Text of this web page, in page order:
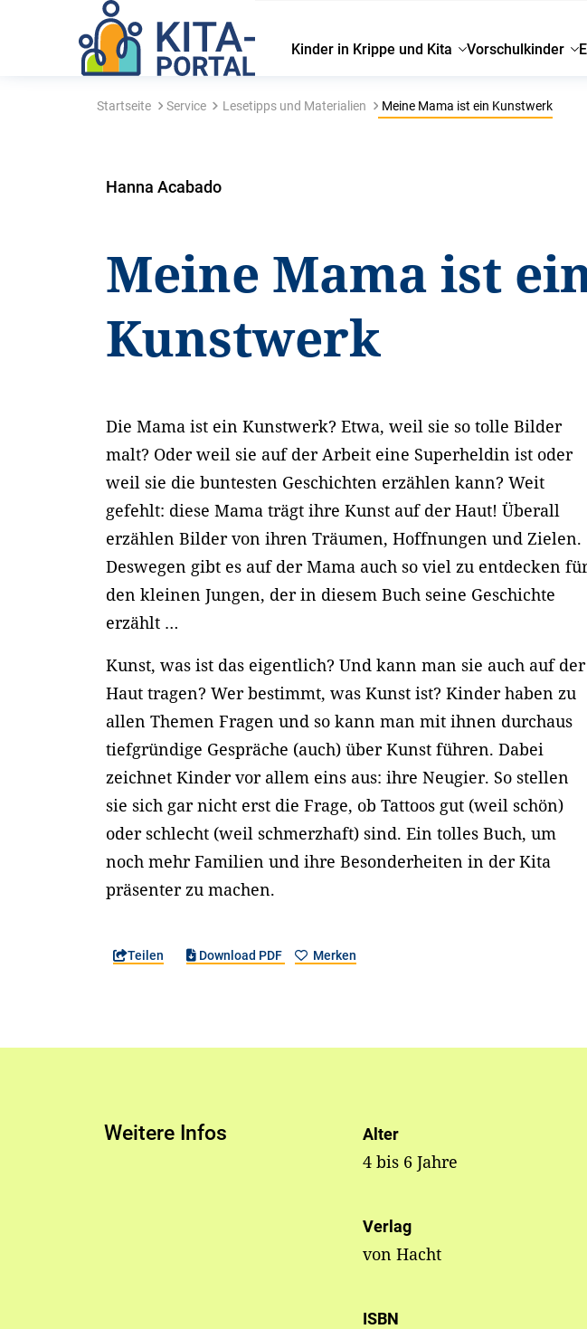
Kinder in Krippe und Kita Vorschulkinder
Startseite Service Lesetipps und Materialien Meine Mama ist ein Kunstwerk
Hanna Acabado
Meine Mama ist
Kunstwerk
Die Mama ist ein Kunstwerk? Etwa, weil sie so tolle Bilder
malt? Oder weil sie auf der Arbeit eine Superheldin ist oder
weil sie die buntesten Geschichten erzählen kann? Weit
gefehlt: diese Mama trägt ihre Kunst auf der Haut! Überall
erzählen Bilder von ihren Träumen, Hoffnungen und Zielen.
Deswegen gibt es auf der Mama auch so viel zu entdecken
den kleinen Jungen, der in diesem Buch seine Geschichte
erzählt …
Kunst, was ist das eigentlich? Und kann man sie auch auf der
Haut tragen? Wer bestimmt, was Kunst ist? Kinder haben zu
allen Themen Fragen und so kann man mit ihnen durchaus
tiefgründige Gespräche (auch) über Kunst führen. Dabei
zeichnet Kinder vor allem eins aus: ihre Neugier. So stellen
sie sich gar nicht erst die Frage, ob Tattoos gut (weil schön)
oder schlecht (weil schmerzhaft) sind. Ein tolles Buch, um
noch mehr Familien und ihre Besonderheiten in der Kita
präsenter zu machen.
Teilen Download PDF Merken
Weitere Infos Alter
4 bis 6 Jahre
Verlag
von Hacht
ISBN